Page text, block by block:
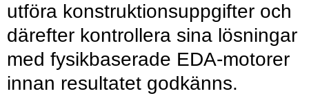
utföra konstruktionsuppgifter och
därefter kontrollera sina lösningar
med fysikbaserade EDA-motorer
innan resultatet godkänns.